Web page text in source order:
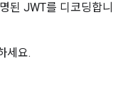
된 JWT를 디코딩합니
세요.